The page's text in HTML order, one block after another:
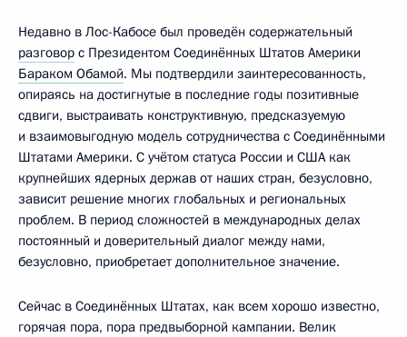
Недавно в Лос-Кабосе был проведён содержательный
разговор с Президентом Соединённых Штатов Америки
Бараком Обамой. Мы подтвердили заинтересованность,
опираясь на достигнутые в последние годы позитивные
сдвиги, выстраивать конструктивную, предсказуемую
и взаимовыгодную модель сотрудничества с Соединёнными
Штатами Америки. С учётом статуса России и США как
крупнейших ядерных держав от наших стран, безусловно,
зависит решение многих глобальных и региональных
проблем. В период сложностей в международных делах
постоянный и доверительный диалог между нами,
безусловно, приобретает дополнительное значение.
Сейчас в Соединённых Штатах, как всем хорошо известно,
горячая пора, пора предвыборной кампании. Велик